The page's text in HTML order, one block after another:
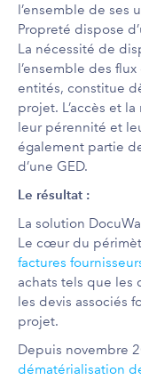
l’ensemble de ses
Propreté dispose
La nécessité de
l’ensemble des
entités, constitue
projet. L’accès et
leur pérennité et
également partie
d’une GED.
Le résultat :
La solution
Le cœur du
factures
achats tels que les
les devis associés
projet.
Depuis novembre
dématérialisation